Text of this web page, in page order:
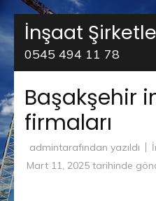
İçeriğe
atla
(Enter
basın)
İnşaat
0545 494 11 78
Başakşehir
firmaları
admintarafından yazıldı
Mart 11, 2025 tarihinde